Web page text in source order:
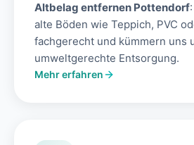
Altbelag entfernen Pottendorf
alte Böden wie Teppich, PVC
fachgerecht und kümmern uns
umweltgerechte Entsorgung.
Mehr erfahren